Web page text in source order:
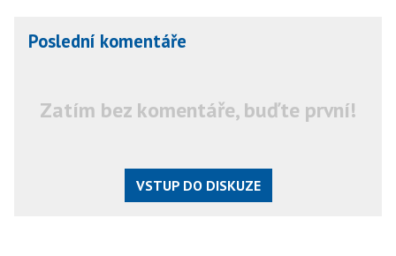
Poslední komentáře
Zatím bez komentáře, buďte první!
VSTUP DO DISKUZE